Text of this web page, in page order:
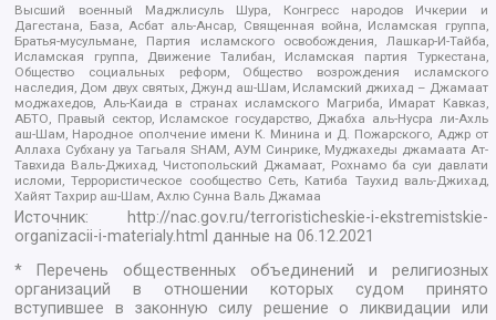
Высший военный Маджлисуль Шура, Конгресс народов Ичкерии и
Дагестана, База, Асбат аль-Ансар, Священная война, Исламская группа,
Братья-мусульмане, Партия исламского освобождения, Лашкар-И-Тайба,
Исламская группа, Движение Талибан, Исламская партия Туркестана,
Общество социальных реформ, Общество возрождения исламского
наследия, Дом двух святых, Джунд аш-Шам, Исламский джихад – Джамаат
моджахедов, Аль-Каида в странах исламского Магриба, Имарат Кавказ,
АБТО, Правый сектор, Исламское государство, Джабха аль-Нусра ли-Ахль
аш-Шам, Народное ополчение имени К. Минина и Д. Пожарского, Аджр от
Аллаха Субхану уа Тагьаля SHAM, АУМ Синрике, Муджахеды джамаата Ат-
Тавхида Валь-Джихад, Чистопольский Джамаат, Рохнамо ба суи давлати
исломи, Террористическое сообщество Сеть, Катиба Таухид валь-Джихад,
Хайят Тахрир аш-Шам, Ахлю Сунна Валь Джамаа
Источник:
http://nac.gov.ru/terroristicheskie-i-ekstremistskie-
organizacii-i-materialy.html данные на06.12.2021
* Перечень общественных объединений и религиозных
организаций в отношении которых судом принято
вступившее в законную силу решение о ликвидации или